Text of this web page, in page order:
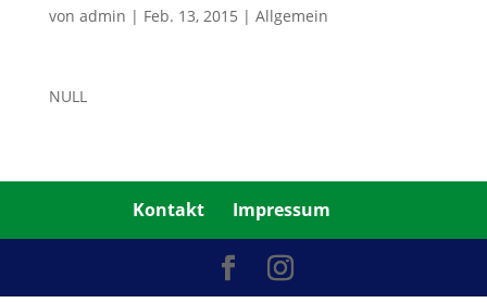
von admin | Feb. 13, 2015 | Allgemein
NULL
Kontakt Impressum